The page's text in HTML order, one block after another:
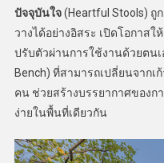
ปัจจุบันใจ(Heartful Stools) ถู
วางได้อย่างอิสระ เปิดโอกาส
ปรับตัวผ่านการใช้งานด้วยตนเ
Bench) ที่สามารถเปลี่ยนจาก
คน ช่วยสร้างบรรยากาศของก
ง่ายในพื้นที่เดียวกัน